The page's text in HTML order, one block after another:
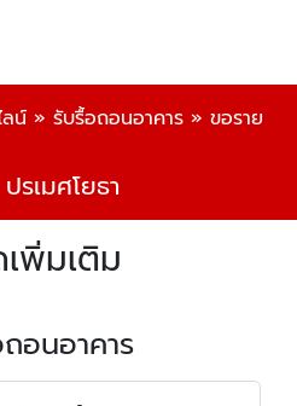
น์ » รับรื้อถอนอาคาร » ขอราย
รเมศโยธา
พิ่มเติม
อนอาคาร